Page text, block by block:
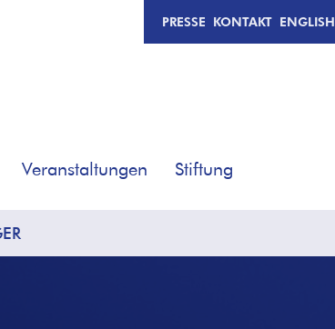
PRESSE KONTAKT ENGLISH
Veranstaltungen Stiftung